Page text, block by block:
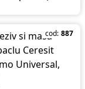
cod: 887